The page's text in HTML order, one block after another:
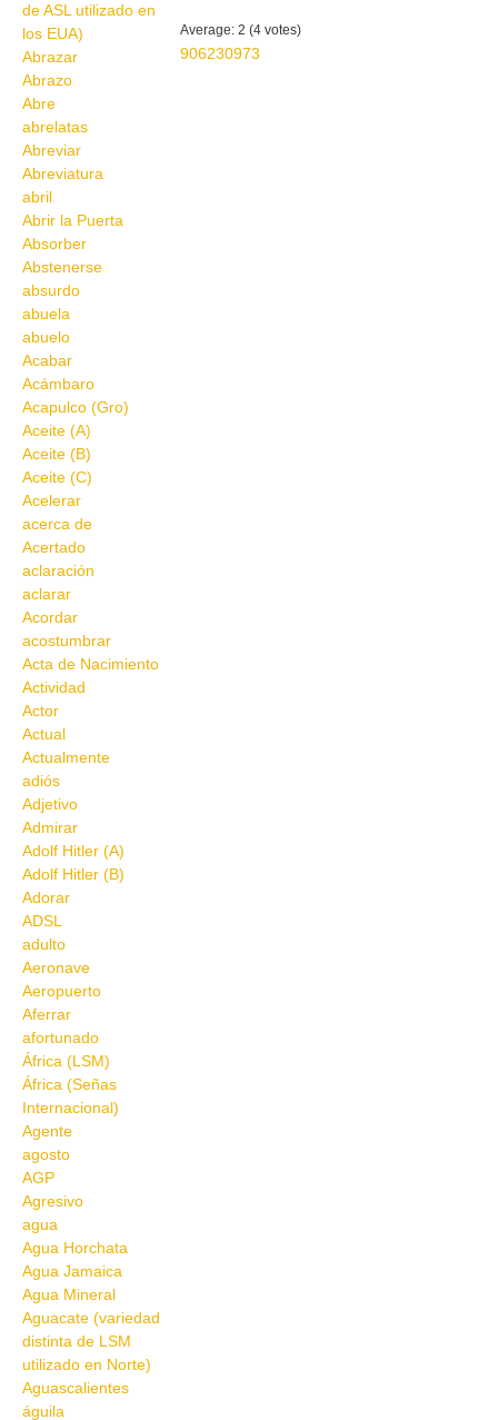
de ASL utilizado en
los EUA)
Abrazar
Abrazo
Abre
abrelatas
Abreviar
Abreviatura
abril
Abrir la Puerta
Absorber
Abstenerse
absurdo
abuela
abuelo
Acabar
Acámbaro
Acapulco (Gro)
Aceite (A)
Aceite (B)
Aceite (C)
Acelerar
acerca de
Acertado
aclaración
aclarar
Acordar
acostumbrar
Acta de Nacimiento
Actividad
Actor
Actual
Actualmente
adiós
Adjetivo
Admirar
Adolf Hitler (A)
Adolf Hitler (B)
Adorar
ADSL
adulto
Aeronave
Aeropuerto
Aferrar
afortunado
África (LSM)
África (Señas
Internacional)
Agente
agosto
AGP
Agresivo
agua
Agua Horchata
Agua Jamaica
Agua Mineral
Aguacate (variedad
distinta de LSM
utilizado en Norte)
Aguascalientes
águila
Average: 2 (4votes)
906230973